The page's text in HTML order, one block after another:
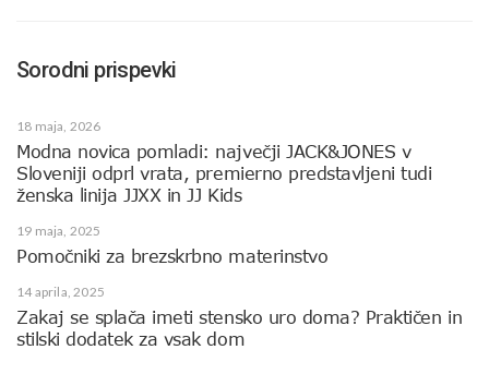
Sorodni prispevki
18 maja, 2026
Modna novica pomladi: največji JACK&JONES v
Sloveniji odprl vrata, premierno predstavljeni tudi
ženska linija JJXX in JJ Kids
19 maja, 2025
Pomočniki za brezskrbno materinstvo
14 aprila, 2025
Zakaj se splača imeti stensko uro doma? Praktičen in
stilski dodatek za vsak dom